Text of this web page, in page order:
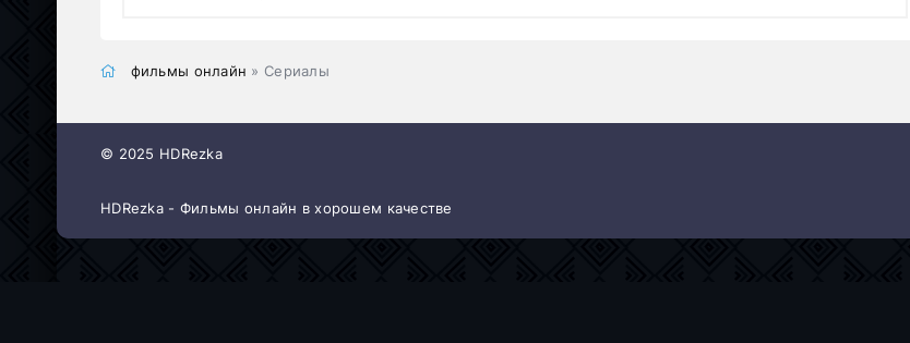
фильмы онлайн » Сериалы
© 2025 HDRezka
HDRezka - Фильмы онлайн в хорошем качестве